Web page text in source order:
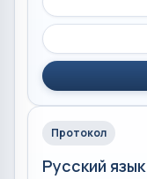
Протокол
Русский